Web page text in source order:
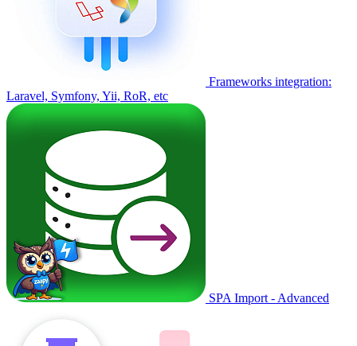
Frameworks integration:
Laravel, Symfony, Yii, RoR, etc
SPA Import - Advanced